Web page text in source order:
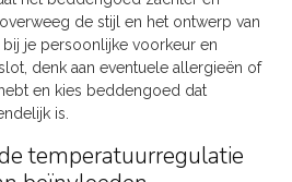
de stijl en het ontwerp van
je persoonlijke voorkeur en
denk aan eventuele allergieën of
en kies beddengoed dat
is.
temperatuurregulatie